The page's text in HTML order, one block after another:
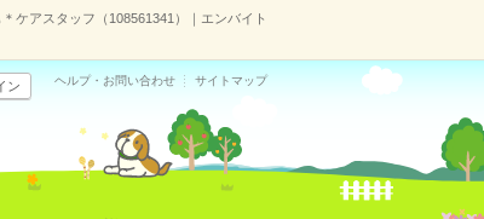
ケアスタッフ（108561341）｜エンバイト
ン ヘルプ・お問い合わせ サイトマップ